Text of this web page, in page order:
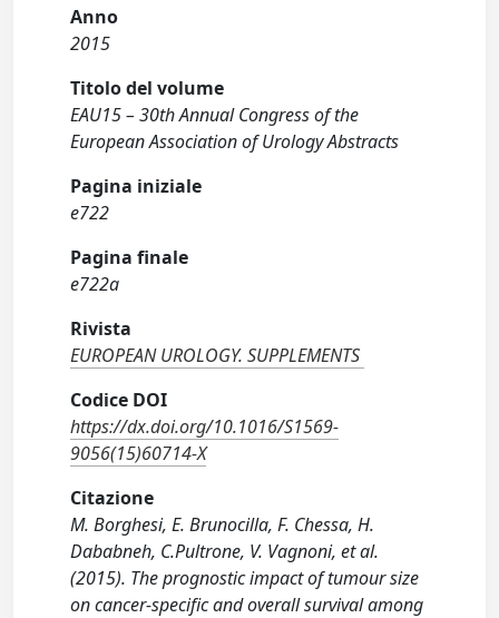
Anno
2015
Titolo del volume
EAU15 – 30th Annual Congress of the
European Association of Urology Abstracts
Pagina iniziale
e722
Pagina finale
e722a
Rivista
EUROPEAN UROLOGY. SUPPLEMENTS
Codice DOI
https://dx.doi.org/10.1016/S1569-
9056(15)60714-X
Citazione
M. Borghesi, E. Brunocilla, F. Chessa, H.
Dababneh, C.Pultrone, V. Vagnoni, et al.
(2015). The prognostic impact of tumour size
on cancer-specific and overall survival among